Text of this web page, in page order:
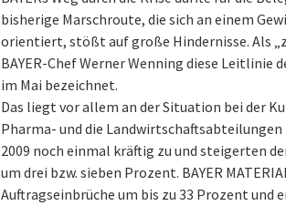
bisherige Marschroute, die sich an einem
orientiert, stößt auf große Hindernisse. Als
BAYER-Chef Werner Wenning diese Leitlinie
im Mai bezeichnet.
Das liegt vor allem an der Situation bei der
Pharma- und die
2009 noch einmal kräftig zu und steigerten
um drei bzw. sieben Prozent. BAYER
Auftragseinbrüche um bis zu 33 Prozent und